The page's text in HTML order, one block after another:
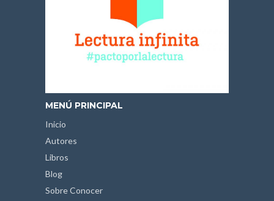
MENÚ PRINCIPAL
Inicio
Autores
Libros
Blog
Sobre Conocer